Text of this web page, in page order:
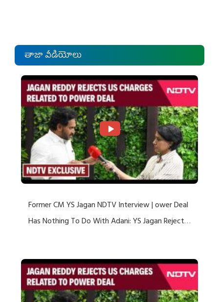
తాజా వీడియోలు
Former CM YS Jagan NDTV Interview | ower Deal
Has Nothing To Do With Adani: YS Jagan Rejects